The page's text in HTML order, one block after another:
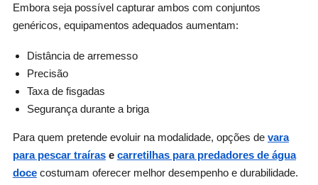
Embora seja possível capturar ambos com conjuntos
genéricos, equipamentos adequados aumentam:
Distância de arremesso
Precisão
Taxa de fisgadas
Segurança durante a briga
Para quem pretende evoluir na modalidade, opções de vara
para pescar traírase carretilhas para predadores de água
docecostumam oferecer melhor desempenho e durabilidade.